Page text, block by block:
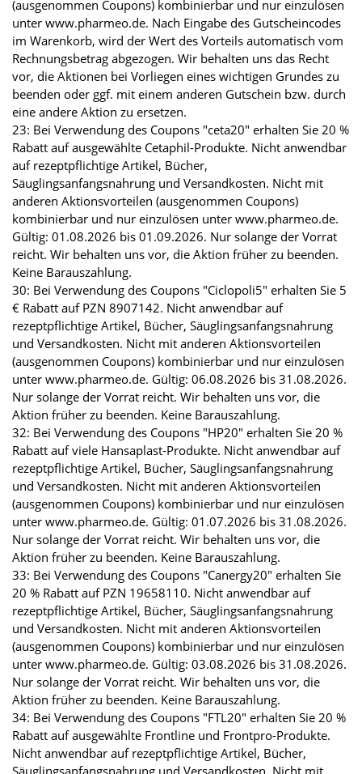
(ausgenommen Coupons) kombinierbar und nur einzulösen
unter www.pharmeo.de. Nach Eingabe des Gutscheincodes
im Warenkorb, wird der Wert des Vorteils automatisch vom
Rechnungsbetrag abgezogen. Wir behalten uns das Recht
vor, die Aktionen bei Vorliegen eines wichtigen Grundes zu
beenden oder ggf. mit einem anderen Gutschein bzw. durch
eine andere Aktion zu ersetzen.
23: Bei Verwendung des Coupons "ceta20" erhalten Sie 20 %
Rabatt auf ausgewählte Cetaphil-Produkte. Nicht anwendbar
auf rezeptpflichtige Artikel, Bücher,
Säuglingsanfangsnahrung und Versandkosten. Nicht mit
anderen Aktionsvorteilen (ausgenommen Coupons)
kombinierbar und nur einzulösen unter www.pharmeo.de.
Gültig: 01.08.2026 bis 01.09.2026. Nur solange der Vorrat
reicht. Wir behalten uns vor, die Aktion früher zu beenden.
Keine Barauszahlung.
30: Bei Verwendung des Coupons "Ciclopoli5" erhalten Sie 5
€ Rabatt auf PZN 8907142. Nicht anwendbar auf
rezeptpflichtige Artikel, Bücher, Säuglingsanfangsnahrung
und Versandkosten. Nicht mit anderen Aktionsvorteilen
(ausgenommen Coupons) kombinierbar und nur einzulösen
unter www.pharmeo.de. Gültig: 06.08.2026 bis 31.08.2026.
Nur solange der Vorrat reicht. Wir behalten uns vor, die
Aktion früher zu beenden. Keine Barauszahlung.
32: Bei Verwendung des Coupons "HP20" erhalten Sie 20 %
Rabatt auf viele Hansaplast-Produkte. Nicht anwendbar auf
rezeptpflichtige Artikel, Bücher, Säuglingsanfangsnahrung
und Versandkosten. Nicht mit anderen Aktionsvorteilen
(ausgenommen Coupons) kombinierbar und nur einzulösen
unter www.pharmeo.de. Gültig: 01.07.2026 bis 31.08.2026.
Nur solange der Vorrat reicht. Wir behalten uns vor, die
Aktion früher zu beenden. Keine Barauszahlung.
33: Bei Verwendung des Coupons "Canergy20" erhalten Sie
20 % Rabatt auf PZN 19658110. Nicht anwendbar auf
rezeptpflichtige Artikel, Bücher, Säuglingsanfangsnahrung
und Versandkosten. Nicht mit anderen Aktionsvorteilen
(ausgenommen Coupons) kombinierbar und nur einzulösen
unter www.pharmeo.de. Gültig: 03.08.2026 bis 31.08.2026.
Nur solange der Vorrat reicht. Wir behalten uns vor, die
Aktion früher zu beenden. Keine Barauszahlung.
34: Bei Verwendung des Coupons "FTL20" erhalten Sie 20 %
Rabatt auf ausgewählte Frontline und Frontpro-Produkte.
Nicht anwendbar auf rezeptpflichtige Artikel, Bücher,
Säuglingsanfangsnahrung und Versandkosten. Nicht mit